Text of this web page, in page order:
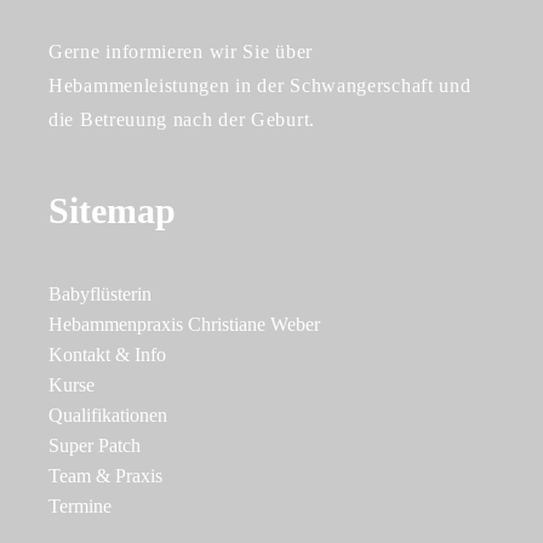
Gerne informieren wir Sie über
Hebammenleistungen in der Schwangerschaft und
die Betreuung nach der Geburt.
Sitemap
Babyflüsterin
Hebammenpraxis Christiane Weber
Kontakt & Info
Kurse
Qualifikationen
Super Patch
Team & Praxis
Termine